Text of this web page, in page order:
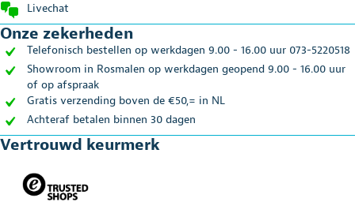
Livechat
Onze zekerheden
Telefonisch bestellen op werkdagen 9.00 - 16.00 uur 073-5220518
Showroom in Rosmalen op werkdagen geopend 9.00 - 16.00 uur
of op afspraak
Gratis verzending boven de €50,= in NL
Achteraf betalen binnen 30 dagen
Vertrouwd keurmerk